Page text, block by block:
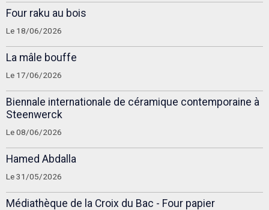
Four raku au bois
Le 18/06/2026
La mâle bouffe
Le 17/06/2026
Biennale internationale de céramique contemporaine à
Steenwerck
Le 08/06/2026
Hamed Abdalla
Le 31/05/2026
Médiathèque de la Croix du Bac - Four papier